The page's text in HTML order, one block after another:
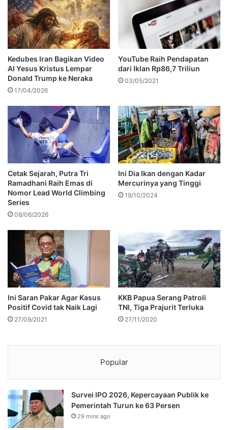
Kedubes Iran Bagikan Video
AI Yesus Kristus Lempar
Donald Trump ke Neraka
17/04/2026
YouTube Raih Pendapatan
dari Iklan Rp86,7 Triliun
03/05/2021
Cetak Sejarah, Putra Tri
Ramadhani Raih Emas di
Nomor Lead World Climbing
Series
08/06/2026
Ini Dia Ikan dengan Kadar
Mercurinya yang Tinggi
19/10/2024
Ini Saran Pakar Agar Kasus
Positif Covid tak Naik Lagi
27/09/2021
KKB Papua Serang Patroli
TNI, Tiga Prajurit Terluka
27/11/2020
Popular
Survei IPO 2026, Kepercayaan Publik ke
Pemerintah Turun ke 63 Persen
29 mins ago